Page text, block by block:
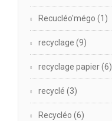
Recucléo'mégo (1)
recyclage (9)
recyclage papier(6)
recyclé (3)
Recycléo (6)